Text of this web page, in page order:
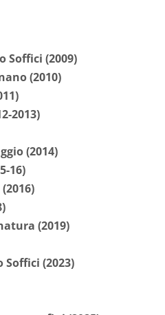
Soffici (2009)
(2010)
2013)
(2014)
16)
(2019)
Soffici (2023)